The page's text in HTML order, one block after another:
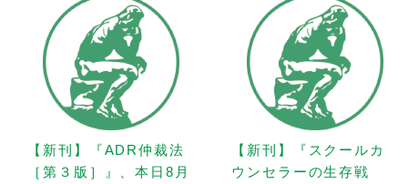
【新刊】『ADR仲裁法
［第３版］』、本日8月
【新刊】『スクールカ
ウンセラーの生存戦